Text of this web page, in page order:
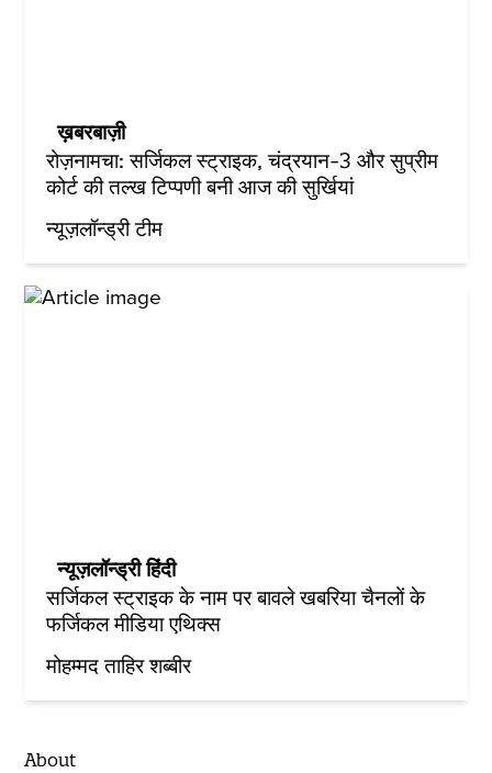
ख़बरबाज़ी
रोज़नामचा: सर्जिकल स्ट्राइक, चंद्रयान-3 और सुप्रीम
कोर्ट की तल्ख टिप्पणी बनी आज की सुर्खियां
न्यूज़लॉन्ड्री टीम
न्यूज़लॉन्ड्री हिंदी
सर्जिकल स्ट्राइक के नाम पर बावले खबरिया चैनलों के
फर्जिकल मीडिया एथिक्स
मोहम्मद ताहिर शब्बीर
About